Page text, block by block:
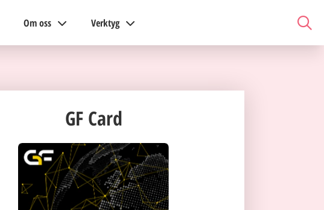
Om oss Verktyg
GF Card